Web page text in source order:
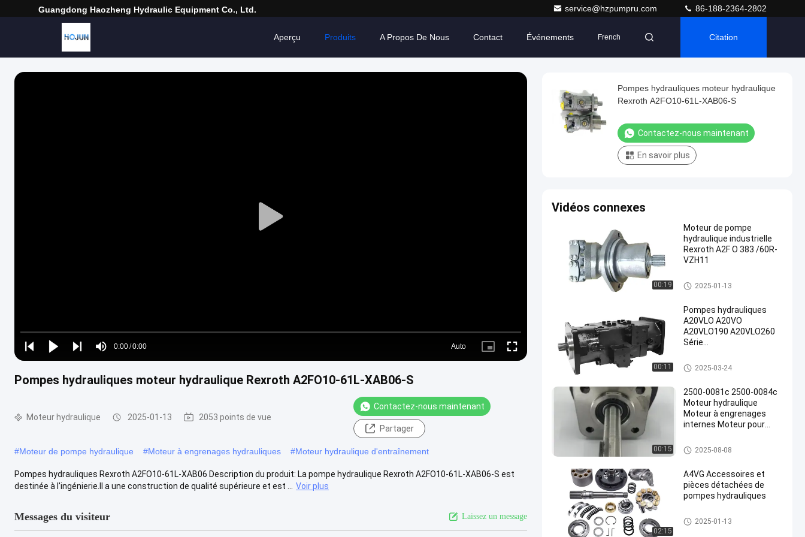
Guangdong Haozheng Hydraulic Equipment Co., Ltd. service@hzpumpru.com 86-188-2364-2802
Aperçu Produits A Propos De Nous Contact Événements French Citation
Play
Play
Play
Play
Mute
Time
0:00/0:00
Loaded:
0%
Auto
Picture- Fullscreen
Pompes hydrauliques moteur hydraulique Rexroth A2FO10-61L-XAB06-S
Moteur hydraulique 2025-01-13 2053 points de vue
Contactez-nous maintenant
Partager
#Moteur de pompe hydraulique #Moteur à engrenages hydrauliques #Moteur hydraulique d'entraînement
Pompes hydrauliques Rexroth A2FO10-61L-XAB06 Description du produit: La pompe hydraulique Rexroth A2FO10-61L-XAB06-S est
destinée à l'ingénierie.Il a une construction de qualité supérieure et est ...
Voir plus
Messages du visiteur Laissez un message
Pompes hydrauliques moteur hydraulique
Rexroth A2FO10-61L-XAB06-S
Contactez-nous maintenant
En savoir plus
Vidéos connexes
00:19
Moteur de pompe
hydraulique industrielle
Rexroth A2F O 383 /60R-
VZH11
Moteur hydraulique
2025-01-13
00:11
Pompes hydrauliques
A20VLO A20VO
A20VLO190 A20VLO260
Série
NZD24N00 Pompes à
double piston axiale
Moteur hydraulique
2025-03-24
00:15
2500-0081c 2500-0084c
Moteur hydraulique
Moteur à engrenages
internes Moteur pour
Moteur hydraulique
2025-08-08
02:15
A4VG Accessoires et
pièces détachées de
pompes hydrauliques
Moteur hydraulique
2025-01-13